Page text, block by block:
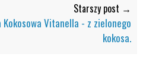
Starszy post →
Kokosowa Vitanella - z zielonego
kokosa.